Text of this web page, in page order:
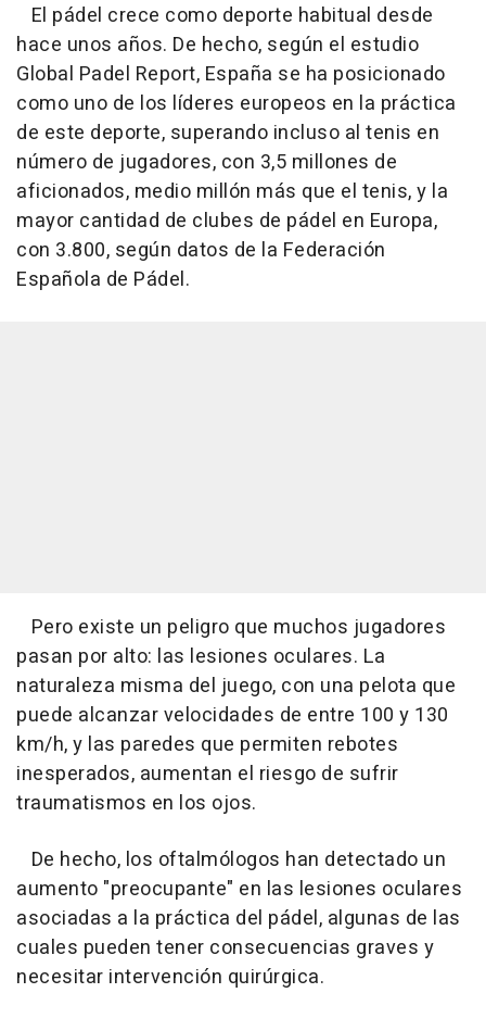
El pádel crece como deporte habitual desde
hace unos años. De hecho, según el estudio
Global Padel Report, España se ha posicionado
como uno de los líderes europeos en la práctica
de este deporte, superando incluso al tenis en
número de jugadores, con 3,5 millones de
aficionados, medio millón más que el tenis, y la
mayor cantidad de clubes de pádel en Europa,
con 3.800, según datos de la Federación
Española de Pádel.
Pero existe un peligro que muchos jugadores
pasan por alto: las lesiones oculares. La
naturaleza misma del juego, con una pelota que
puede alcanzar velocidades de entre 100 y 130
km/h, y las paredes que permiten rebotes
inesperados, aumentan el riesgo de sufrir
traumatismos en los ojos.
De hecho, los oftalmólogos han detectado un
aumento "preocupante" en las lesiones oculares
asociadas a la práctica del pádel, algunas de las
cuales pueden tener consecuencias graves y
necesitar intervención quirúrgica.